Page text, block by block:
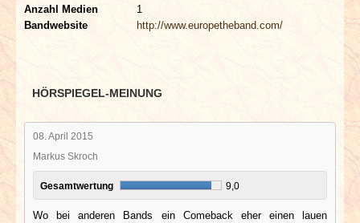
LINKS
Anzahl Medien
1
Bandwebsite
http://www.europetheband.com/
HÖRSPIEGEL-MEINUNG
08. April 2015
Markus Skroch
Gesamtwertung 9,0
Wo bei anderen Bands ein Comeback eher einen lauen